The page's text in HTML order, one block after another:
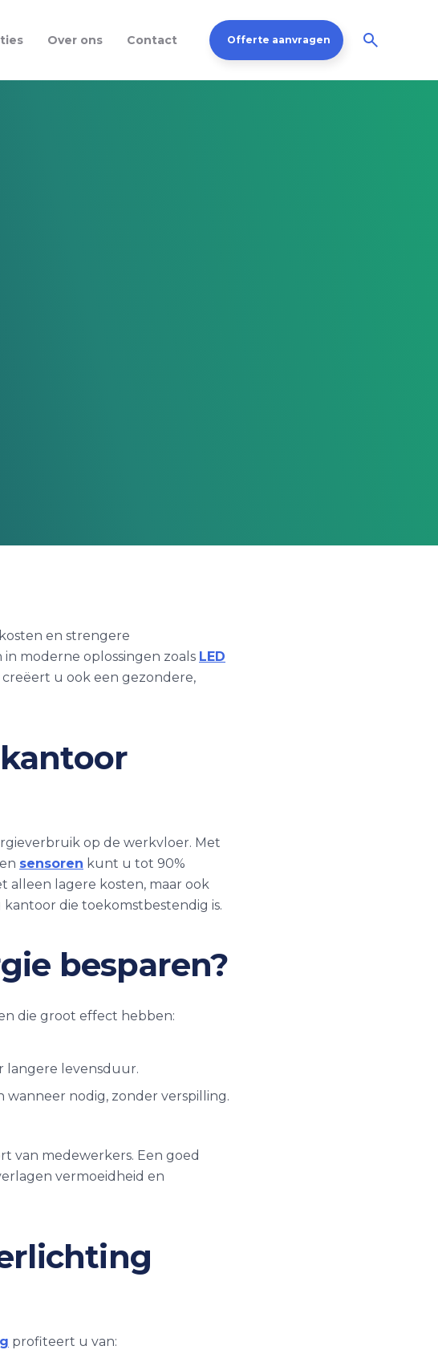
Over ons Contact Offerte aanvragen
en strengere
moderne oplossingen zoals LED
u ook een gezondere,
op de werkvloer. Met
sensoren kunt u tot 90%
alleen lagere kosten, maar ook
die toekomstbestendig is.
besparen?
die groot effect hebben:
langere levensduur.
wanneer nodig, zonder verspilling.
van medewerkers. Een goed
vermoeidheid en
profiteert u van: